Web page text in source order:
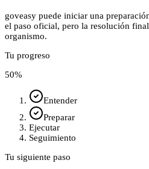
goveasy puede iniciar una
el paso oficial, pero la resolución
organismo.
Tu progreso
50%
Entender
Preparar
Ejecutar
Seguimiento
Tu siguiente paso